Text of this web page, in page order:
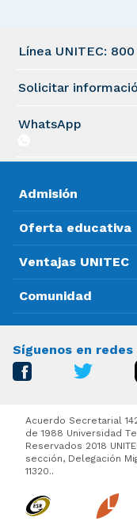
Línea UNITEC:
Solicitar
WhatsApp
Admisión
Oferta educativa
Ventajas UNITEC
Comunidad
Síguenos en
Acuerdo Secretarial
de 1988 Universidad
Reservados 2018
sección, Delegación
11320..